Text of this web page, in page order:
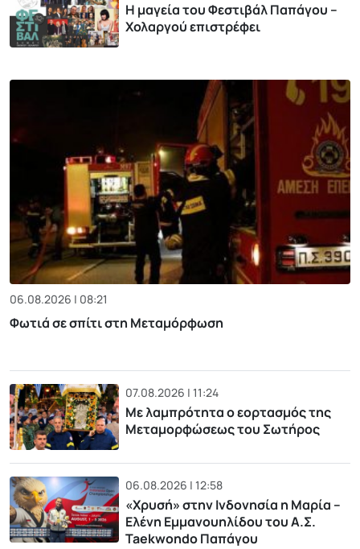
Η μαγεία του Φεστιβάλ Παπάγου –
Χολαργού επιστρέφει
06.08.2026 | 08:21
Φωτιά σε σπίτι στη Μεταμόρφωση
07.08.2026 | 11:24
Με λαμπρότητα ο εορτασμός της
Μεταμορφώσεως του Σωτήρος
06.08.2026 | 12:58
«Χρυσή» στην Ινδονησία η Μαρία –
Ελένη Εμμανουηλίδου του Α.Σ.
Taekwondo Παπάγου